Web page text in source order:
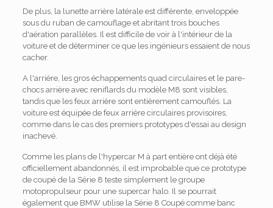
De plus, la lunette arrière latérale est différente, enveloppée
sous du ruban de camouflage et abritant trois bouches
d'aération parallèles. Il est difficile de voir à l'intérieur de la
voiture et de déterminer ce que les ingénieurs essaient de nous
cacher.
A l'arrière, les gros échappements quad circulaires et le pare-
chocs arrière avec reniflards du modèle M8 sont visibles,
tandis que les feux arrière sont entièrement camouflés. La
voiture est équipée de feux arrière circulaires provisoires,
comme dans le cas des premiers prototypes d'essai au design
inachevé.
Comme les plans de l'hypercar M à part entière ont déjà été
officiellement abandonnés, il est improbable que ce prototype
de coupé de la Série 8 teste simplement le groupe
motopropulseur pour une supercar halo. Il se pourrait
également que BMW utilise la Série 8 Coupé comme banc